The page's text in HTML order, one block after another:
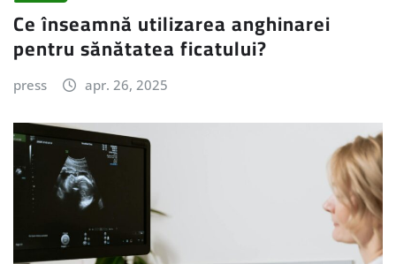
Ce înseamnă utilizarea anghinarei
pentru sănătatea ficatului?
press apr. 26, 2025